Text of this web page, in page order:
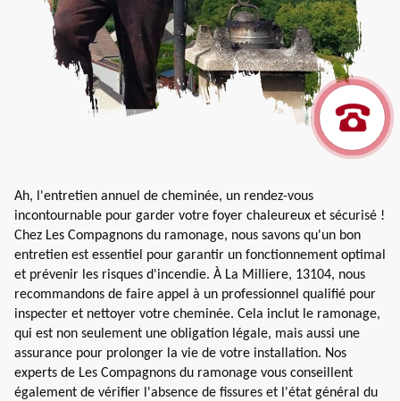
Ah, l'entretien annuel de cheminée, un rendez-vous
incontournable pour garder votre foyer chaleureux et sécurisé !
Chez Les Compagnons du ramonage, nous savons qu'un bon
entretien est essentiel pour garantir un fonctionnement optimal
et prévenir les risques d'incendie. À La Milliere, 13104, nous
recommandons de faire appel à un professionnel qualifié pour
inspecter et nettoyer votre cheminée. Cela inclut le ramonage,
qui est non seulement une obligation légale, mais aussi une
assurance pour prolonger la vie de votre installation. Nos
experts de Les Compagnons du ramonage vous conseillent
également de vérifier l'absence de fissures et l'état général du